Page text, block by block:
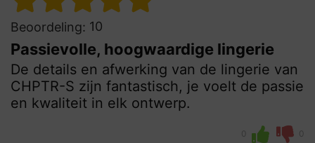
Beoordeling: 10
Passievolle, hoogwaardige lingerie
De details en afwerking van de lingerie van
CHPTR-S zijn fantastisch, je voelt de passie
en kwaliteit in elk ontwerp.
0 0